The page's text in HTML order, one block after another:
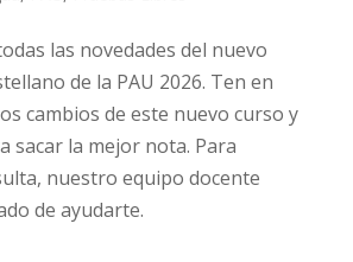
las novedades del nuevo
de la PAU 2026. Ten en
cambios de este nuevo curso y
sacar la mejor nota. Para
nuestro equipo docente
de ayudarte.